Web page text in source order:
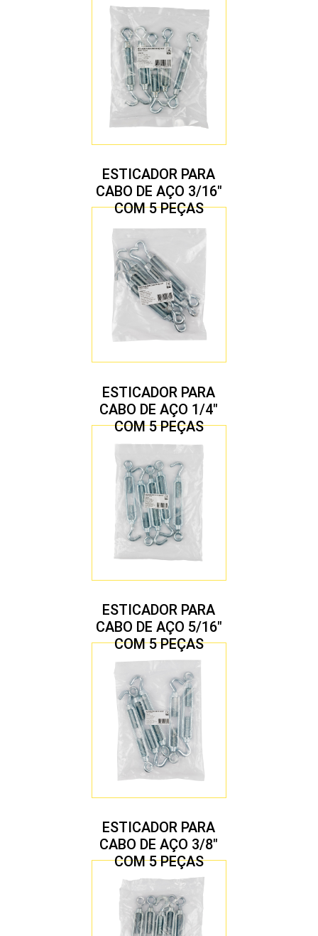
ESTICADOR PARA
CABO DE AÇO 3/16″
COM 5 PEÇAS
ESTICADOR PARA
CABO DE AÇO 1/4″
COM 5 PEÇAS
ESTICADOR PARA
CABO DE AÇO 5/16″
COM 5 PEÇAS
ESTICADOR PARA
CABO DE AÇO 3/8″
COM 5 PEÇAS